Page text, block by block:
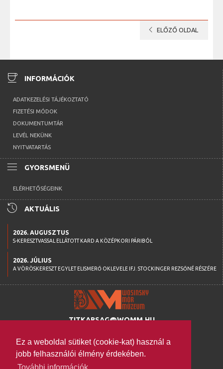
Ez a weboldal sütiket (cookie-kat) használ a
jobb felhasználói élmény érdekében.
chevron_left ELŐZŐ OLDAL
coffee INFORMÁCIÓK
ADATKEZELÉSI TÁJÉKOZTATÓ
FIZETÉSI MÓDOK
DOKUMENTUMTÁR
LEVÉL NEKÜNK
NYITVATARTÁS
menu GYORSMENÜ
ELÉRHETŐSÉGEINK
history AKTUÁLIS
2026. AUGUSZTUS
S-KERESZTVASSAL ELLÁTOTT KARD A KÖZÉPKORI PÁRIBÓL
2026. JÚLIUS
A VÖRÖSKERESZT EGYLET ELISMERŐ OKLEVELE IFJ. STOCKINGER REZSŐNÉ RÉSZÉRE
TITKARSAG@WOMM.HU
H-7100 SZEKSZÁRD,
SZENT ISTVÁN TÉR 26.